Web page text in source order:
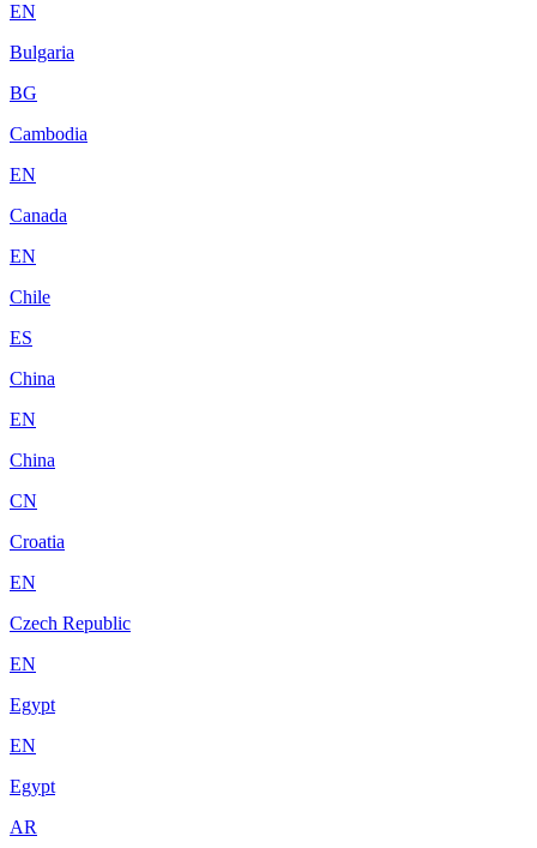
EN
Bulgaria
BG
Cambodia
EN
Canada
EN
Chile
ES
China
EN
China
CN
Croatia
EN
Czech Republic
EN
Egypt
EN
Egypt
AR